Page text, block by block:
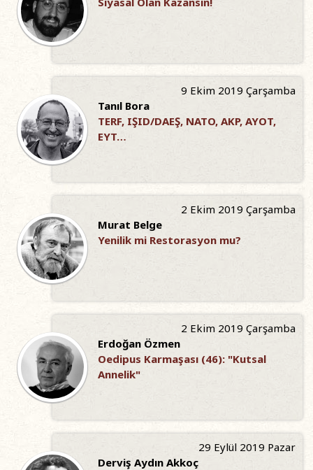
9 Ekim 2019 Çarşamba
Tanıl Bora
TERF, IŞID/DAEŞ, NATO, AKP, AYOT,
EYT…
2 Ekim 2019 Çarşamba
Murat Belge
Yenilik mi Restorasyon mu?
2 Ekim 2019 Çarşamba
Erdoğan Özmen
Oedipus Karmaşası (46): "Kutsal
Annelik"
29 Eylül 2019 Pazar
Derviş Aydın Akkoç